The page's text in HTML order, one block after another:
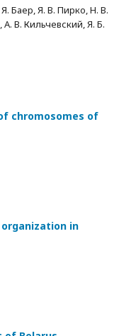
Баер, Я. В. Пирко, Н. В.
В. Кильчевский, Я. Б.
chromosomes of
in